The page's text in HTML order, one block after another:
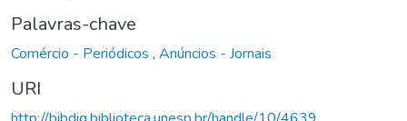
Palavras-chave
Comércio - Periódicos , Anúncios - Jornais
URI